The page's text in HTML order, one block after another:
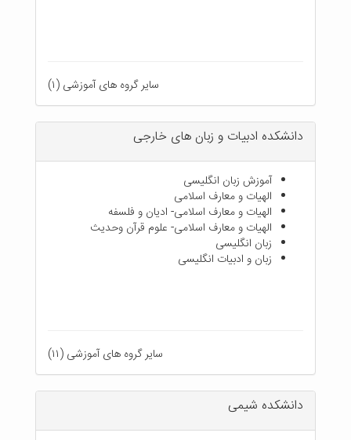
سایر گروه های آموزشی (۱)
دانشکده ادبیات و زبان های خارجی
آموزش زبان انگلیسی
الهیات و معارف اسلامی
الهیات و معارف اسلامی- ادیان و فلسفه
الهیات و معارف اسلامی- علوم قرآن وحدیث
زبان انگلیسی
زبان و ادبیات انگلیسی
سایر گروه های آموزشی (۱۱)
دانشکده شیمی